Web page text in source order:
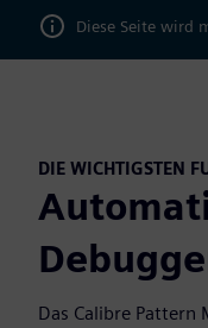
Diese Seite wird
DIE WICHTIGSTEN
Das Calibre